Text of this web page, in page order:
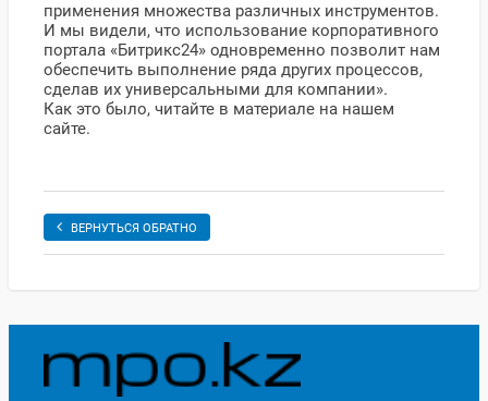
применения множества различных инструментов.
И мы видели, что использование корпоративного
портала «Битрикс24» одновременно позволит нам
обеспечить выполнение ряда других процессов,
сделав их универсальными для компании».
Как это было, читайте в материале на нашем
сайте.
ВЕРНУТЬСЯ ОБРАТНО